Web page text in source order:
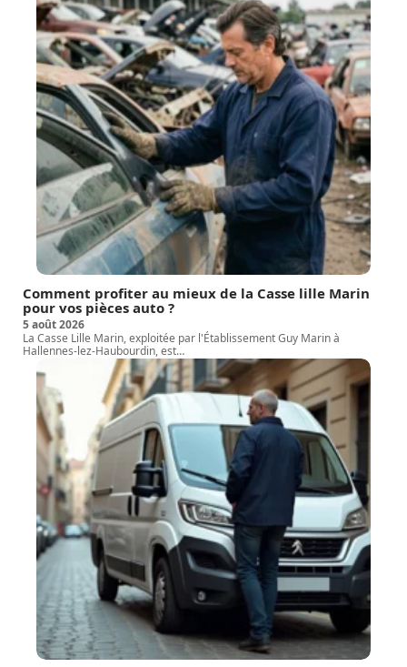
Comment profiter au mieux de la Casse lille Marin
pour vos pièces auto ?
5 août 2026
La Casse Lille Marin, exploitée par l'Établissement Guy Marin à
Hallennes-lez-Haubourdin, est…